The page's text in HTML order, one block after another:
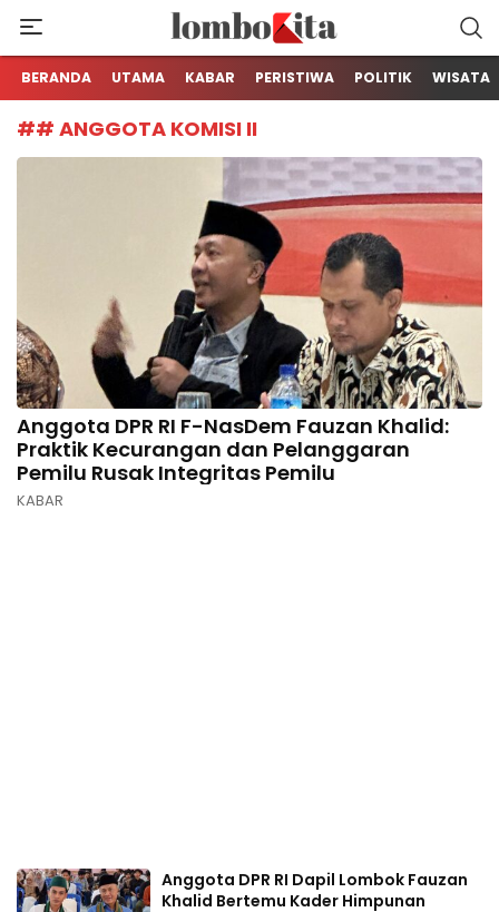
LOMBOKita
Media Berita Online dari Lombok
BERANDA UTAMA KABAR PERISTIWA POLITIK WISATA
## ANGGOTA KOMISI II
Anggota DPR RI F-NasDem Fauzan Khalid:
Praktik Kecurangan dan Pelanggaran
Pemilu Rusak Integritas Pemilu
KABAR
Anggota DPR RI Dapil Lombok Fauzan
Khalid Bertemu Kader Himpunan